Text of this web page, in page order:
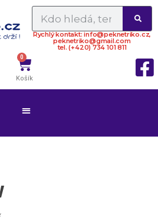
Rychlý kontakt: info@peknetriko.cz,
peknetriko@gmail.com
tel. (+420) 734 101 811
0
Košík